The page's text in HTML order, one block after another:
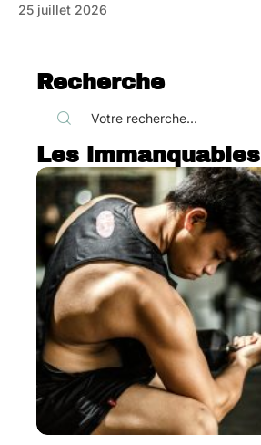
25 juillet 2026
Recherche
Les immanquables